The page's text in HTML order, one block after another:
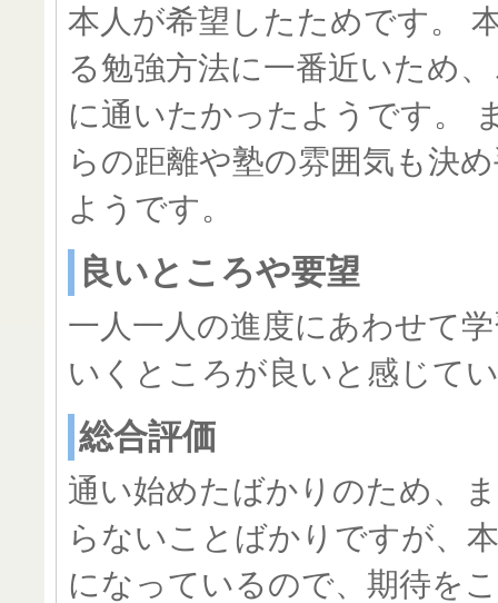
本人が希望したためです。
る勉強方法に一番近いため
に通いたかったようです。
らの距離や塾の雰囲気も決
ようです。
良いところや要望
一人一人の進度にあわせて
いくところが良いと感じて
総合評価
通い始めたばかりのため、
らないことばかりですが、
になっているので、期待を